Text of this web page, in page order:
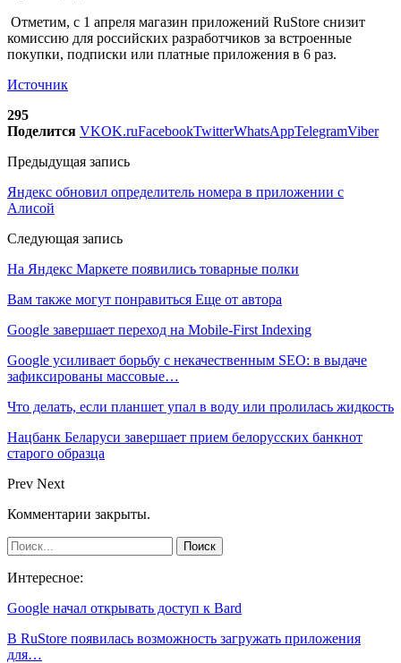
Отметим, с 1 апреля магазин приложений RuStore снизит
комиссию для российских разработчиков за встроенные
покупки, подписки или платные приложения в 6 раз.
Источник
295
Поделится VKOK.ruFacebookTwitterWhatsAppTelegramViber
Предыдущая запись
Яндекс обновил определитель номера в приложении с
Алисой
Следующая запись
На Яндекс Маркете появились товарные полки
Вам также могут понравиться Еще от автора
Google завершает переход на Mobile-First Indexing
Google усиливает борьбу с некачественным SEO: в выдаче
зафиксированы массовые…
Что делать, если планшет упал в воду или пролилась жидкость
Нацбанк Беларуси завершает прием белорусских банкнот
старого образца
Prev Next
Комментарии закрыты.
Интересное:
Google начал открывать доступ к Bard
В RuStore появилась возможность загружать приложения
для…